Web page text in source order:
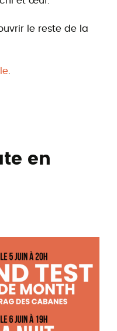
le reste de la
en